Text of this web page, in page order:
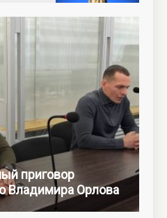
приговор
Владимира Орлова